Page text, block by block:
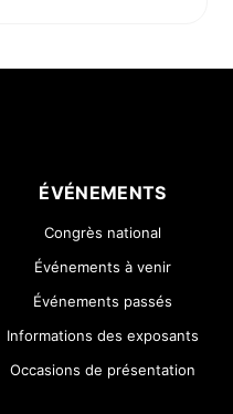
ÉVÉNEMENTS
Congrès national
Événements à venir
Événements passés
Informations des exposants
Occasions de présentation